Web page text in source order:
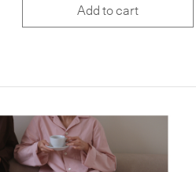
Add to cart